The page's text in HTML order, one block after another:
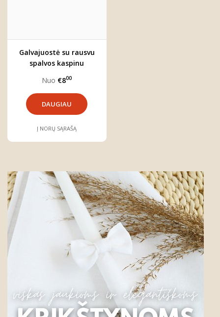
Galvajuostė su rausvu
spalvos kaspinu
Nuo €800
DAUGIAU
Į NORŲ SĄRAŠĄ